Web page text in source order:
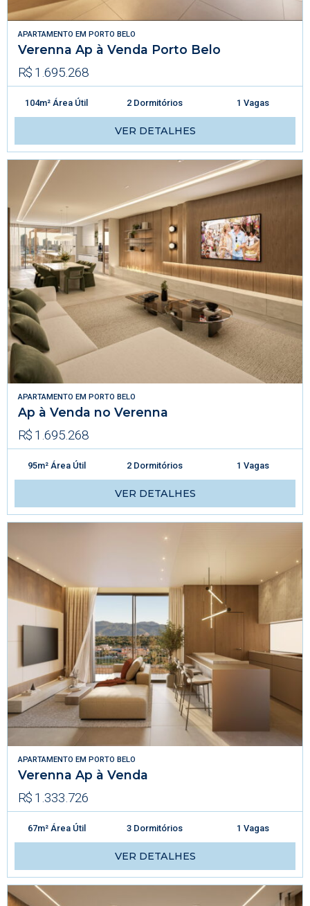
APARTAMENTO EM PORTO BELO
Verenna Ap à Venda Porto Belo
R$ 1.695.268
104m² Área Útil 2 Dormitórios 1 Vagas
VER DETALHES
APARTAMENTO EM PORTO BELO
Ap à Venda no Verenna
R$ 1.695.268
95m² Área Útil 2 Dormitórios 1 Vagas
VER DETALHES
APARTAMENTO EM PORTO BELO
Verenna Ap à Venda
R$ 1.333.726
67m² Área Útil 3 Dormitórios 1 Vagas
VER DETALHES